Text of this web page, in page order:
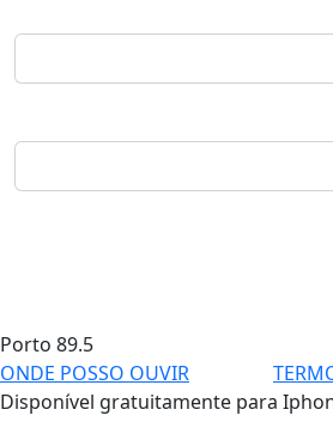
Porto 89.5
ONDE POSSO OUVIR
Disponível gratuitamente para